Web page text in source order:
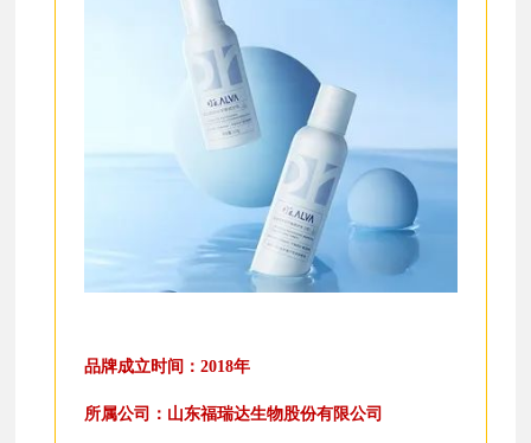
品牌成立时间：2018年
所属公司：山东福瑞达生物股份有限公司